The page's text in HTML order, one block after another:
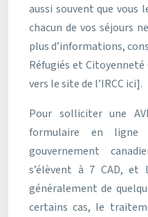
aussi souvent que vous
chacun de vos séjours
plus d’informations,
Réfugiés et Citoyenneté
vers le site de l’IRCC ici].
Pour solliciter une
formulaire en
gouvernement
s’élèvent à 7 CAD,
généralement de
certains cas, le